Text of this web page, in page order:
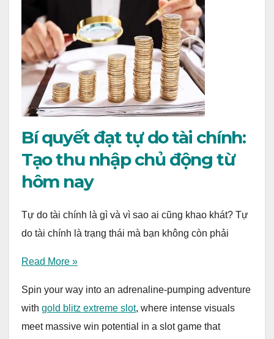
Bí quyết đạt tự do tài chính:
Tạo thu nhập chủ động từ
hôm nay
Tự do tài chính là gì và vì sao ai cũng khao khát? Tự
do tài chính là trạng thái mà bạn không còn phải
Read More »
Spin your way into an adrenaline-pumping adventure
with gold blitz extreme slot, where intense visuals
meet massive win potential in a slot game that